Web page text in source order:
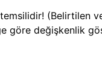
(Belirtilen
göre değişkenlik